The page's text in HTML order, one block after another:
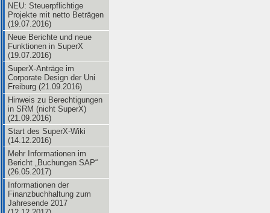
NEU: Steuerpflichtige
Projekte mit netto Beträgen
(19.07.2016)
Neue Berichte und neue
Funktionen in SuperX
(19.07.2016)
SuperX-Anträge im
Corporate Design der Uni
Freiburg (21.09.2016)
Hinweis zu Berechtigungen
in SRM (nicht SuperX)
(21.09.2016)
Start des SuperX-Wiki
(14.12.2016)
Mehr Informationen im
Bericht „Buchungen SAP“
(26.05.2017)
Informationen der
Finanzbuchhaltung zum
Jahresende 2017